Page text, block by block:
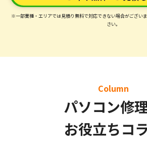
※一部業種・エリアでは見積り無料で対応できない場合がございま
さい。
Column
パソコン修
お役立ちコ